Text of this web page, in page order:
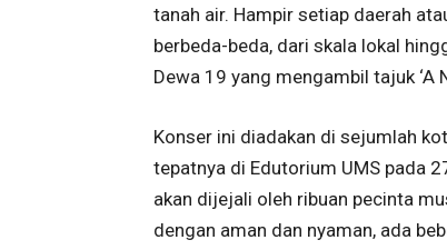
tanah air. Hampir setiap daerah
berbeda-beda, dari skala lokal
Dewa 19 yang mengambil tajuk ‘A
Konser ini diadakan di sejumlah
tepatnya di Edutorium UMS pada
akan dijejali oleh ribuan pecinta
dengan aman dan nyaman, ada